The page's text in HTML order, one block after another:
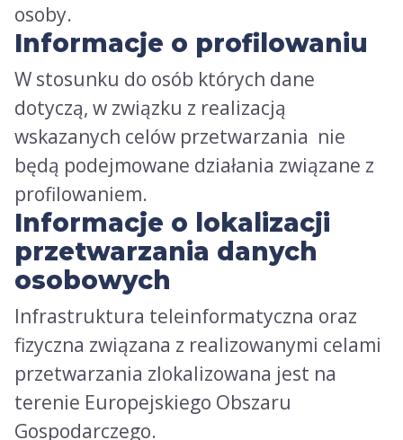
osoby.
Informacje o profilowaniu
W stosunku do osób których dane
dotyczą, w związku z realizacją
wskazanych celów przetwarzania nie
będą podejmowane działania związane z
profilowaniem.
Informacje o lokalizacji
przetwarzania danych
osobowych
Infrastruktura teleinformatyczna oraz
fizyczna związana z realizowanymi celami
przetwarzania zlokalizowana jest na
terenie Europejskiego Obszaru
Gospodarczego.